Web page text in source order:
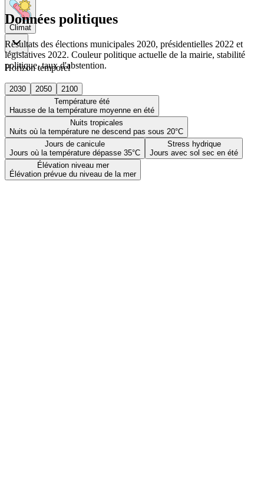
Climat
Horizon temporel
2030 2050
2100
Température été
Hausse de la température moyenne en été
Nuits tropicales
Nuits où la température ne descend pas sous 20°C
Jours de canicule
Jours où la température dépasse 35°C
Stress hydrique
Jours avec sol sec en été
Élévation niveau mer
Élévation prévue du niveau de la mer
Données politiques
Résultats des élections municipales 2020, présidentielles 2022 et
législatives 2022. Couleur politique actuelle de la mairie, stabilité
politique, taux d'abstention.